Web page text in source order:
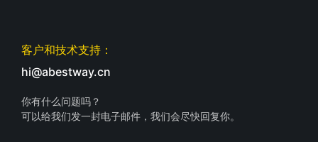
客户和技术支持：
hi@abestway.cn
你有什么问题吗？
可以给我们发一封电子邮件，我们会尽快回复你。